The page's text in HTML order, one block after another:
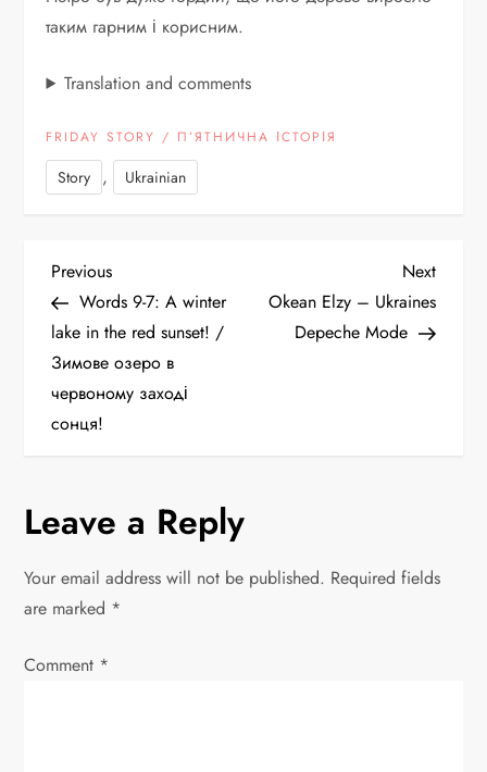
таким гарним і корисним.
Translation and comments
FRIDAY STORY / П’ЯТНИЧНА ІСТОРІЯ
Story , Ukrainian
P
o
s
t
a
v
Previous
Post
Previous
Words 9-7: A winter
lake in the red sunset! /
Зимове озеро в
червоному заході
сонця!
Next
Post
Next
Okean Elzy – Ukraines
Depeche Mode
Leave a Reply
Your email address will not be published. Required fields
are marked *
Comment *